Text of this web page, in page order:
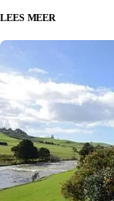
LEES MEER